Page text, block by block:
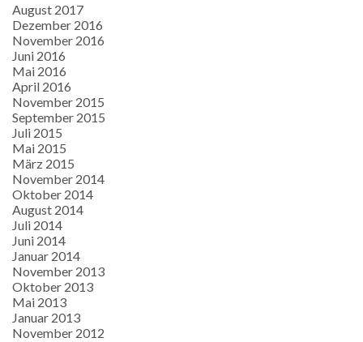
August 2017
Dezember 2016
November 2016
Juni 2016
Mai 2016
April 2016
November 2015
September 2015
Juli 2015
Mai 2015
März 2015
November 2014
Oktober 2014
August 2014
Juli 2014
Juni 2014
Januar 2014
November 2013
Oktober 2013
Mai 2013
Januar 2013
November 2012